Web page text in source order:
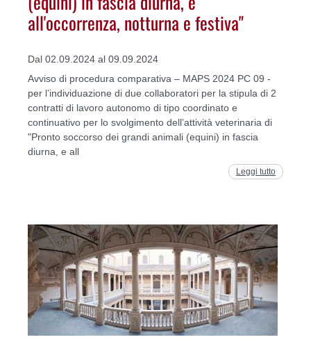
all'occorrenza, notturna e festiva"
Dal 02.09.2024 al 09.09.2024
Avviso di procedura comparativa – MAPS 2024 PC 09 -
per l’individuazione di due collaboratori per la stipula di 2
contratti di lavoro autonomo di tipo coordinato e
continuativo per lo svolgimento dell’attività veterinaria di
"Pronto soccorso dei grandi animali (equini) in fascia
diurna, e all
Leggi tutto